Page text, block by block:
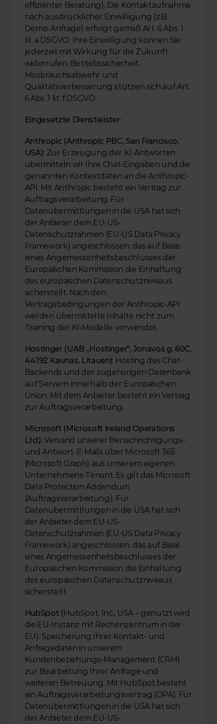
effizienter Beratung). Die Kontaktaufnahme
nach ausdrücklicher Einwilligung (z.B.
Demo-Anfrage) erfolgt gemäß Art. 6 Abs. 1
lit. a DSGVO; Ihre Einwilligung können Sie
jederzeit mit Wirkung für die Zukunft
widerrufen. Betriebssicherheit,
Missbrauchsabwehr und
Qualitätsverbesserung stützen sich auf Art.
6 Abs. 1 lit. f DSGVO.
Eingesetzte Dienstleister:
Anthropic (Anthropic PBC, San Francisco,
USA): Zur Erzeugung der KI-Antworten
übermitteln wir Ihre Chat-Eingaben und die
genannten Kontextdaten an die Anthropic-
API. Mit Anthropic besteht ein Vertrag zur
Auftragsverarbeitung. Für
Datenübermittlungen in die USA hat sich
der Anbieter dem EU-US-
Datenschutzrahmen (EU-US Data Privacy
Framework) angeschlossen, das auf Basis
eines Angemessenheitsbeschlusses der
Europäischen Kommission die Einhaltung
des europäischen Datenschutzniveaus
sicherstellt. Nach den
Vertragsbedingungen der Anthropic-API
werden übermittelte Inhalte nicht zum
Training der KI-Modelle verwendet.
Hostinger (UAB „Hostinger", Jonavos g. 60C,
44192 Kaunas, Litauen): Hosting des Chat-
Backends und der zugehörigen Datenbank
auf Servern innerhalb der Europäischen
Union. Mit dem Anbieter besteht ein Vertrag
zur Auftragsverarbeitung.
Microsoft (Microsoft Ireland Operations
Ltd.): Versand unserer Benachrichtigungs-
und Antwort-E-Mails über Microsoft 365
(Microsoft Graph) aus unserem eigenen
Unternehmens-Tenant. Es gilt das Microsoft
Data Protection Addendum
(Auftragsverarbeitung). Für
Datenübermittlungen in die USA hat sich
der Anbieter dem EU-US-
Datenschutzrahmen (EU-US Data Privacy
Framework) angeschlossen, das auf Basis
eines Angemessenheitsbeschlusses der
Europäischen Kommission die Einhaltung
des europäischen Datenschutzniveaus
sicherstellt.
HubSpot (HubSpot, Inc., USA – genutzt wird
die EU-Instanz mit Rechenzentrum in der
EU): Speicherung Ihrer Kontakt- und
Anfragedaten in unserem
Kundenbeziehungs-Management (CRM)
zur Bearbeitung Ihrer Anfrage und
weiteren Betreuung. Mit HubSpot besteht
ein Auftragsverarbeitungsvertrag (DPA). Für
Datenübermittlungen in die USA hat sich
der Anbieter dem EU-US-